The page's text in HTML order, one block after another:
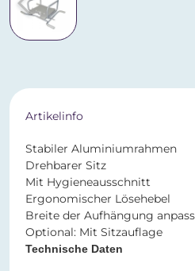
Artikelinfo
Stabiler Aluminiumrahmen
Drehbarer Sitz
Mit Hygieneausschnitt
Ergonomischer Lösehebel
Breite der Aufhängung
Optional: Mit Sitzauflage
Technische Daten